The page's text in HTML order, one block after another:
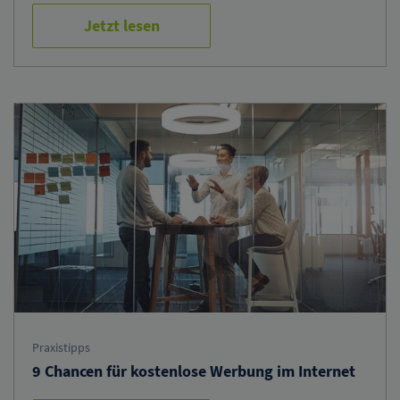
Jetzt lesen
Praxistipps
9 Chancen für kostenlose Werbung im Internet